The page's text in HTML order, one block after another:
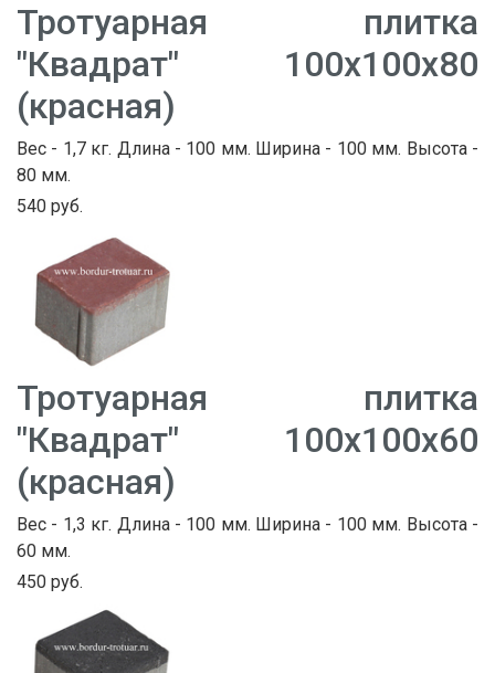
Тротуарная плитка
"Квадрат" 100х100х80
(красная)
Вес - 1,7 кг. Длина - 100 мм. Ширина - 100 мм. Высота -
80 мм.
540 руб.
Тротуарная плитка
"Квадрат" 100х100х60
(красная)
Вес - 1,3 кг. Длина - 100 мм. Ширина - 100 мм. Высота -
60 мм.
450 руб.